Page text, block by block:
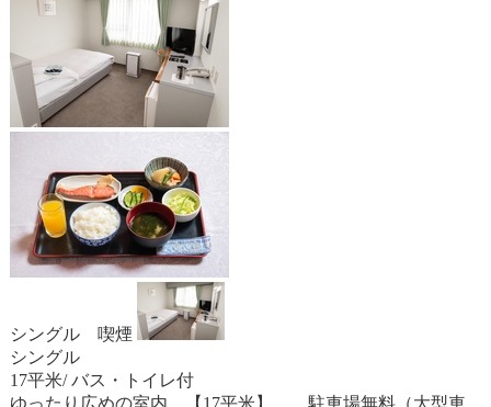
シングル 喫煙
シングル
17平米/ バス・トイレ付
ゆったり広めの室内 【17平米】 駐車場無料（大型車